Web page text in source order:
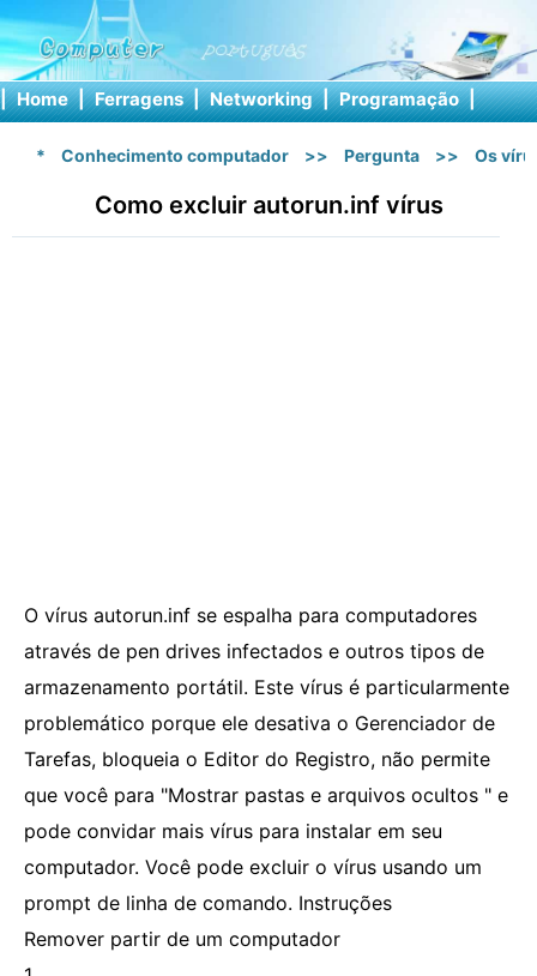
| Home | Ferragens | Networking | Programação |
* Conhecimento computador >> Pergunta >> Os
Como excluir autorun.inf vírus
O vírus autorun.inf se espalha para computadores
através de pen drives infectados e outros tipos de
armazenamento portátil. Este vírus é particularmente
problemático porque ele desativa o Gerenciador de
Tarefas, bloqueia o Editor do Registro, não permite
que você para "Mostrar pastas e arquivos ocultos " e
pode convidar mais vírus para instalar em seu
computador. Você pode excluir o vírus usando um
prompt de linha de comando. Instruções
Remover partir de um computador